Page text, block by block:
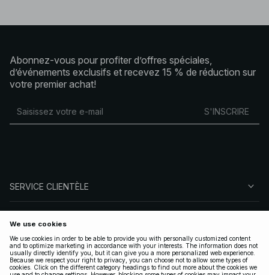
Abonnez-vous pour profiter d’offres spéciales,
d’événements exclusifs et recevez 15 % de réduction sur
votre premier achat!
S'INSCRIRE
SERVICE CLIENTÈLE
SUIVEZ-NOUS